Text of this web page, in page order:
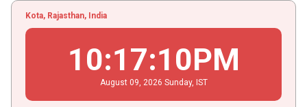
Kota, Rajasthan, India
10:17:11PM
August 09 , 2026 Sunday, IST